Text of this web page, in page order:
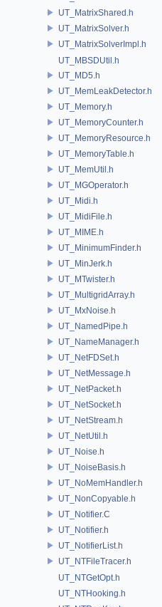
UT_MatrixShared.h
UT_MatrixSolver.h
UT_MatrixSolverImpl.h
UT_MBSDUtil.h
UT_MD5.h
UT_MemLeakDetector.h
UT_Memory.h
UT_MemoryCounter.h
UT_MemoryResource.h
UT_MemoryTable.h
UT_MemUtil.h
UT_MGOperator.h
UT_Midi.h
UT_MidiFile.h
UT_MIME.h
UT_MinimumFinder.h
UT_MinJerk.h
UT_MTwister.h
UT_MultigridArray.h
UT_MxNoise.h
UT_NamedPipe.h
UT_NameManager.h
UT_NetFDSet.h
UT_NetMessage.h
UT_NetPacket.h
UT_NetSocket.h
UT_NetStream.h
UT_NetUtil.h
UT_Noise.h
UT_NoiseBasis.h
UT_NoMemHandler.h
UT_NonCopyable.h
UT_Notifier.C
UT_Notifier.h
UT_NotifierList.h
UT_NTFileTracer.h
UT_NTGetOpt.h
UT_NTHooking.h